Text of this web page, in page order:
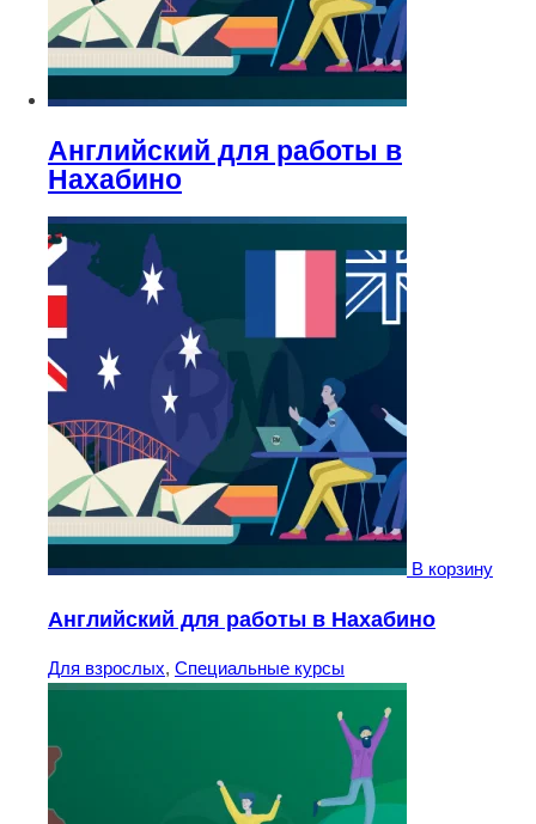
Английский для pаботы в
Нахабино
В корзину
Английский для pаботы в Нахабино
Для взрослых, Специальные курсы